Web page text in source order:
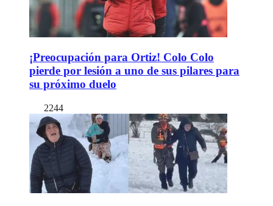
¡Preocupación para Ortiz! Colo Colo
pierde por lesión a uno de sus pilares para
su próximo duelo
2244